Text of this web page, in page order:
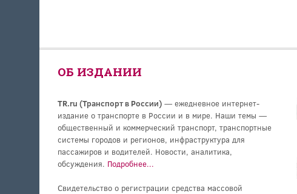
ОБ ИЗДАНИИ
TR.ru (Транспорт в России)— ежедневное интернет-
издание о транспорте в России и в мире. Наши темы —
общественный и коммерческий транспорт, транспортные
системы городов и регионов, инфраструктура для
пассажиров и водителей. Новости, аналитика,
обсуждения. Подробнее...
Свидетельство о регистрации средства массовой